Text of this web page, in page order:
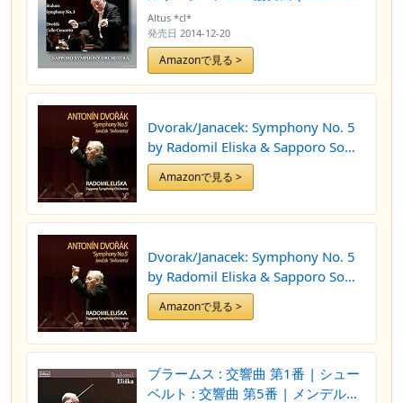
Symphony No.3 | Dvorak : Cello
Concerto / Radomil Eliska |
Sapporo Symphony Orchestra)
[Live Recording]
Altus *cl*
発売日 2014-12-20
Amazonで見る >
Dvorak/Janacek: Symphony No. 5
by Radomil Eliska & Sapporo So
(2010-10-27)
Amazonで見る >
Dvorak/Janacek: Symphony No. 5
by Radomil Eliska & Sapporo So
(2010-10-27)
Amazonで見る >
ブラームス : 交響曲 第1番 | シュー
ベルト : 交響曲 第5番 | メンデルス